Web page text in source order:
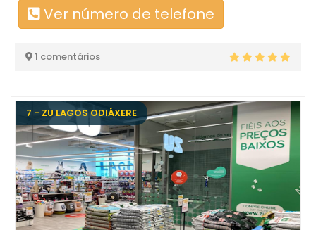
Ver número de telefone
1 comentários
7 - ZU LAGOS ODIÁXERE